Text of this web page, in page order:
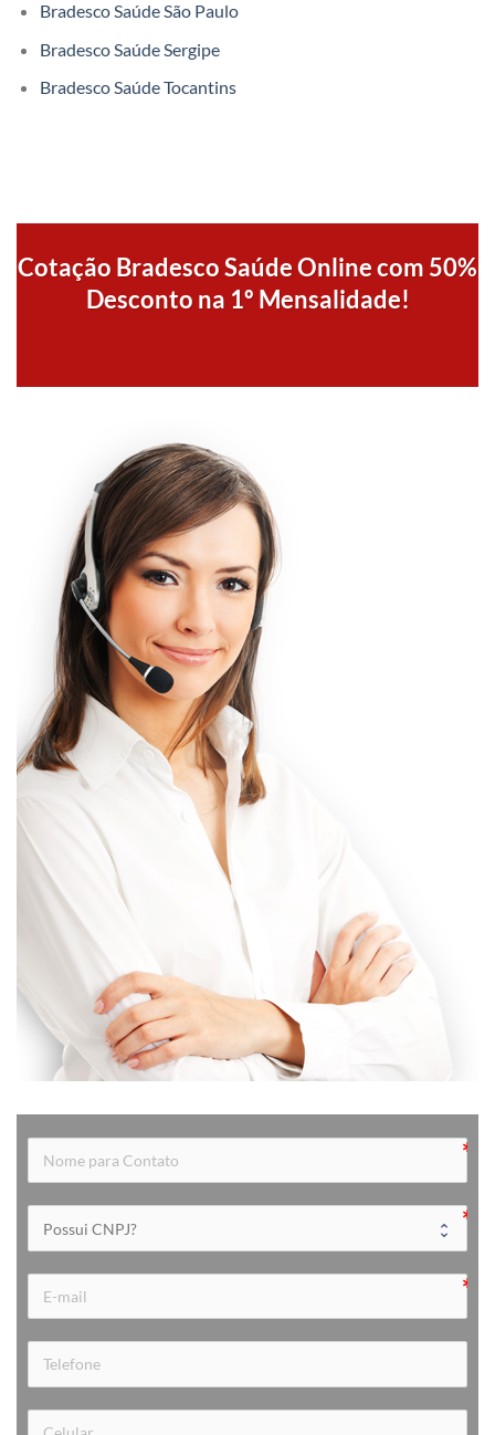
Bradesco Saúde São Paulo
Bradesco Saúde Sergipe
Bradesco Saúde Tocantins
Cotação Bradesco Saúde Online com 50%
Desconto na 1º Mensalidade!